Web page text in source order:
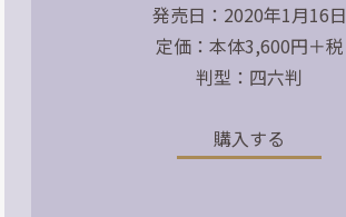
発売日：2020年1月16日
定価：本体3,600円＋税
判型：四六判
購入する